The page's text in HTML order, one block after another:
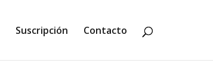
Suscripción Contacto